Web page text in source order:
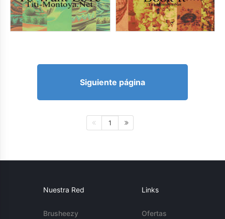
Siguiente página
1
Nuestra Red
Brusheezy
Links
Ofertas